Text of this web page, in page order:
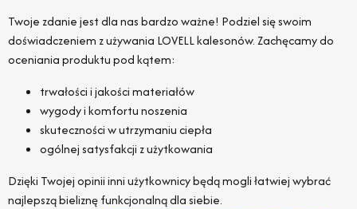
Twoje zdanie jest dla nas bardzo ważne! Podziel się swoim
doświadczeniem z używania LOVELL kalesonów. Zachęcamy do
oceniania produktu pod kątem:
trwałości i jakości materiałów
wygody i komfortu noszenia
skuteczności w utrzymaniu ciepła
ogólnej satysfakcji z użytkowania
Dzięki Twojej opinii inni użytkownicy będą mogli łatwiej wybrać
najlepszą bieliznę funkcjonalną dla siebie.